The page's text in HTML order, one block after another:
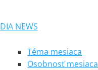
DIA NEWS
Téma mesiaca
Osobnosť mesiaca